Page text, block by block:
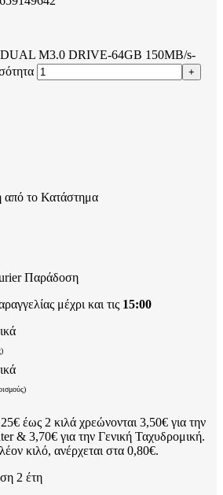
M3.0 DRIVE-64GB 150MB/s-
το Κατάστημα
Παράδοση
μέχρι και τις 15:00
έως 2 κιλά χρεώνονται 3,50€ για την
& 3,70€ για την Γενική Ταχυδρομική.
κιλό, ανέρχεται στα 0,80€.
2 έτη